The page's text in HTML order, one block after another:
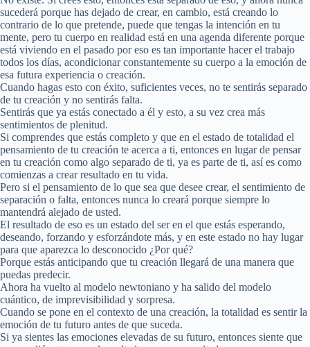
sucederá porque has dejado de crear, en cambio, está creando lo
contrario de lo que pretende, puede que tengas la intención en tu
mente, pero tu cuerpo en realidad está en una agenda diferente porque
está viviendo en el pasado por eso es tan importante hacer el trabajo
todos los días, acondicionar constantemente su cuerpo a la emoción de
esa futura experiencia o creación.
Cuando hagas esto con éxito, suficientes veces, no te sentirás separado
de tu creación y no sentirás falta.
Sentirás que ya estás conectado a él y esto, a su vez crea más
sentimientos de plenitud.
Si comprendes que estás completo y que en el estado de totalidad el
pensamiento de tu creación te acerca a ti, entonces en lugar de pensar
en tu creación como algo separado de ti, ya es parte de ti, así es como
comienzas a crear resultado en tu vida.
Pero si el pensamiento de lo que sea que desee crear, el sentimiento de
separación o falta, entonces nunca lo creará porque siempre lo
mantendrá alejado de usted.
El resultado de eso es un estado del ser en el que estás esperando,
deseando, forzando y esforzándote más, y en este estado no hay lugar
para que aparezca lo desconocido ¿Por qué?
Porque estás anticipando que tu creación llegará de una manera que
puedas predecir.
Ahora ha vuelto al modelo newtoniano y ha salido del modelo
cuántico, de imprevisibilidad y sorpresa.
Cuando se pone en el contexto de una creación, la totalidad es sentir la
emoción de tu futuro antes de que suceda.
Si ya sientes las emociones elevadas de su futuro, entonces siente que